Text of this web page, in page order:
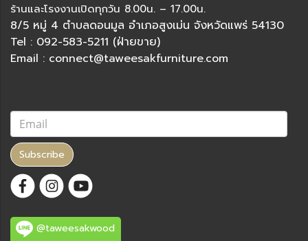
ร้านและโรงงานเปิดทุกวัน 8.00น. – 17.00น.
8/5 หมู่ 4 ตำบลดอนมูล อำเภอสูงเม่น จังหวัดแพร่ 54130
Tel : 092-583-5211 (ฝ่ายขาย)
Email : connect@taweesakfurniture.com
Subscribe
@taweesakwood